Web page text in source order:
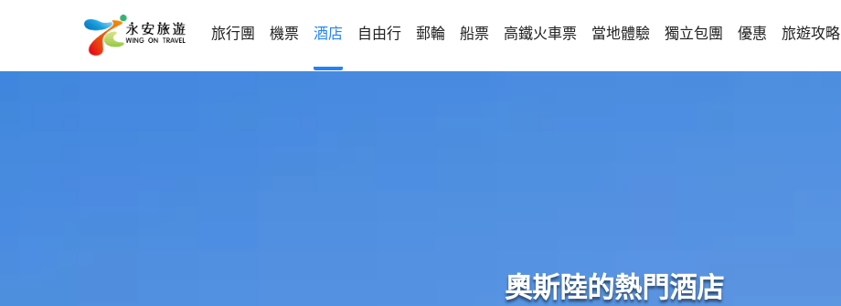
旅行團 機票 酒店 自由行 郵輪 船票 高鐵火車票 當地體驗 獨立包團 優惠 旅遊攻略
奧斯陸的熱門酒店